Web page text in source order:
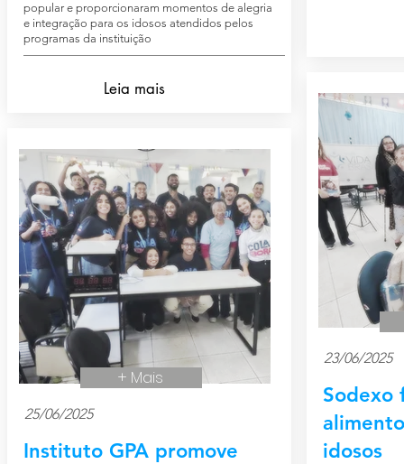
popular e proporcionaram momentos de alegria
e integração para os idosos atendidos pelos
programas da instituição
Leia mais
+ Mais
25/06/2025
Instituto GPA promove
23/06/2025
Sodexo
idosos